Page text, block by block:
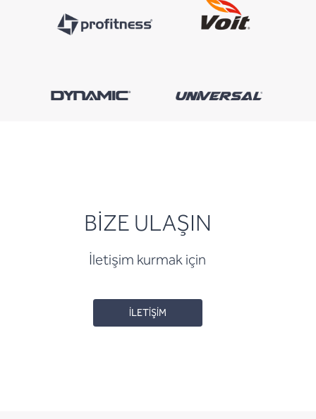
BİZE ULAŞIN
İletişim kurmak için
İLETİŞİM